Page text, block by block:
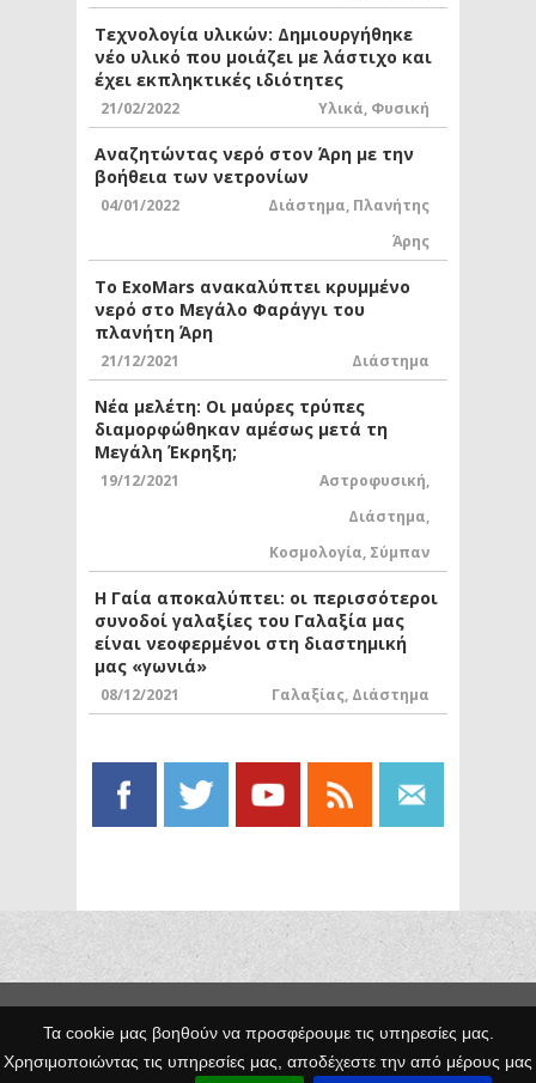
Τα cookie μας βοηθούν να προσφέρουμε τις υπηρεσίες μας.
Χρησιμοποιώντας τις υπηρεσίες μας, αποδέχεστε την από μέρους μας
Τεχνολογία υλικών: Δημιουργήθηκε
νέο υλικό που μοιάζει με λάστιχο και
έχει εκπληκτικές ιδιότητες
21/02/2022 Υλικά, Φυσική
Αναζητώντας νερό στον Άρη με την
βοήθεια των νετρονίων
04/01/2022 Διάστημα, Πλανήτης
Άρης
Το ExoMars ανακαλύπτει κρυμμένο
νερό στο Μεγάλο Φαράγγι του
πλανήτη Άρη
21/12/2021 Διάστημα
Νέα μελέτη: Οι μαύρες τρύπες
διαμορφώθηκαν αμέσως μετά τη
Μεγάλη Έκρηξη;
19/12/2021 Αστροφυσική,
Διάστημα,
Κοσμολογία, Σύμπαν
Η Γαία αποκαλύπτει: οι περισσότεροι
συνοδοί γαλαξίες του Γαλαξία μας
είναι νεοφερμένοι στη διαστημική
μας «γωνιά»
08/12/2021 Γαλαξίας, Διάστημα
Κατασκευή
Ιστοσελίδων